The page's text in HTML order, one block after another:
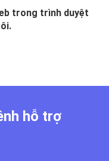
trong trình duyệt
hỗ trợ